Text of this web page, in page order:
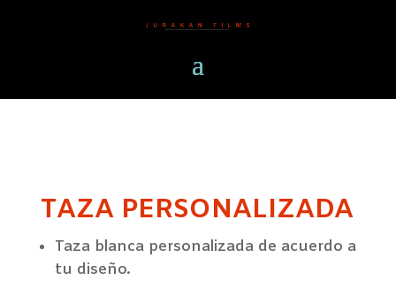
TAZA PERSONALIZADA
Taza blanca personalizada de acuerdo a
tu diseño.